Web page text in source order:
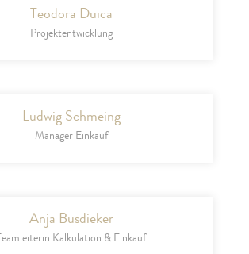
Teodora Duica
Projektentwicklung
Ludwig Schmeing
Manager Einkauf
Anja Busdieker
Teamleiterin Kalkulation & Einkauf